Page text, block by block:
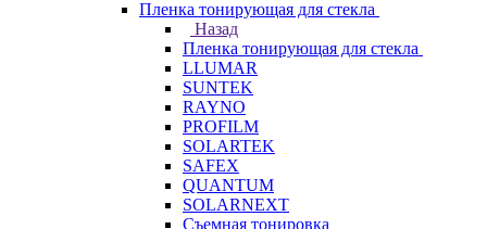
Пленка тонирующая для стекла
Назад
Пленка тонирующая для стекла
LLUMAR
SUNTEK
RAYNO
PROFILM
SOLARTEK
SAFEX
QUANTUM
SOLARNEXT
Съемная тонировка